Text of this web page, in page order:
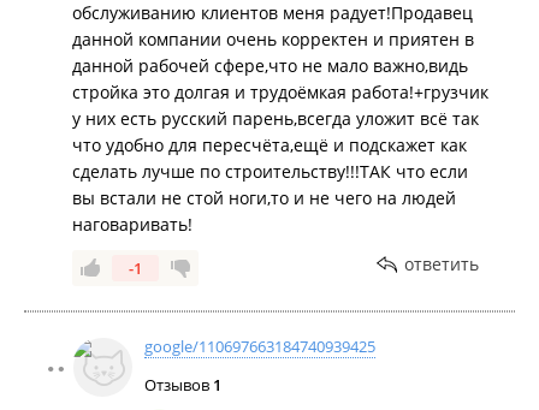
обслуживанию клиентов меня радует!Продавец
данной компании очень корректен и приятен в
данной рабочей сфере,что не мало важно,видь
стройка это долгая и трудоёмкая работа!+грузчик
у них есть русский парень,всегда уложит всё так
что удобно для пересчёта,ещё и подскажет как
сделать лучше по строительству!!!ТАК что если
вы встали не стой ноги,то и не чего на людей
наговаривать!
-1 ответить
google/110697663184740939425
Отзывов 1